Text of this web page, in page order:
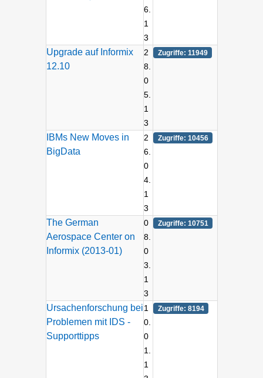
6.
1
3
Upgrade auf Informix
12.10
2
8.
0
5.
1
3
Zugriffe: 11949
IBMs New Moves in
BigData
2
6.
0
4.
1
3
Zugriffe: 10456
The German
Aerospace Center on
Informix (2013-01)
0
8.
0
3.
1
3
Zugriffe: 10751
Ursachenforschung bei
Problemen mit IDS -
Supporttipps
1
0.
0
1.
1
Zugriffe: 8194